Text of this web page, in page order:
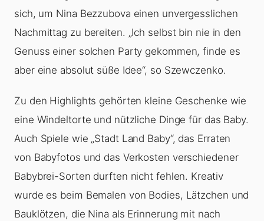
sich, um Nina Bezzubova einen unvergesslichen
Nachmittag zu bereiten. „Ich selbst bin nie in den
Genuss einer solchen Party gekommen, finde es
aber eine absolut süße Idee“, so Szewczenko.
Zu den Highlights gehörten kleine Geschenke wie
eine Windeltorte und nützliche Dinge für das Baby.
Auch Spiele wie „Stadt Land Baby“, das Erraten
von Babyfotos und das Verkosten verschiedener
Babybrei-Sorten durften nicht fehlen. Kreativ
wurde es beim Bemalen von Bodies, Lätzchen und
Bauklötzen, die Nina als Erinnerung mit nach